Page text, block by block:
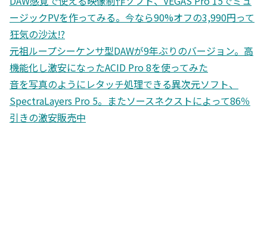
ージックPVを作ってみる。今なら90%オフの3,990円って
狂気の沙汰!?
元祖ループシーケンサ型DAWが9年ぶりのバージョン。高
機能化し激安になったACID Pro 8を使ってみた
音を写真のようにレタッチ処理できる異次元ソフト、
SpectraLayers Pro 5。またソースネクストによって86％
引きの激安販売中